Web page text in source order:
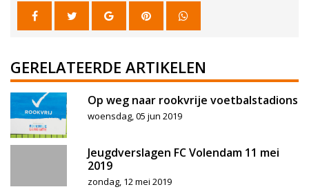
GERELATEERDE ARTIKELEN
Op weg naar rookvrije voetbalstadions
woensdag, 05 jun 2019
Jeugdverslagen FC Volendam 11 mei
2019
zondag, 12 mei 2019